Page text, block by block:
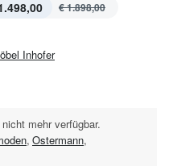
€ 1.898,00
Inhofer
mehr verfügbar.
, Ostermann,